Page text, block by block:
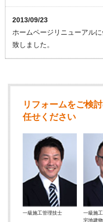
2013/09/23
ホームページリニューアル
致しました。
リフォームをご検
任せください
一級施工管理技士
一級施
宅地建